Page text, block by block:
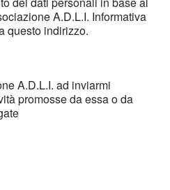
A.D.L.I. Informativa
questo indirizzo.
A.D.L.I. ad inviarmi
promosse da essa o da